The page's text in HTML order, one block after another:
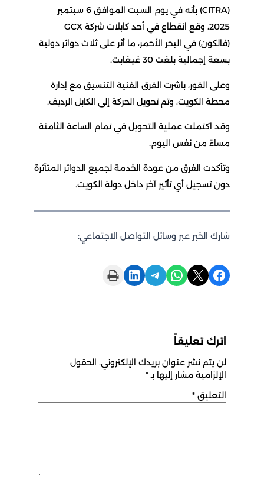
(CITRA) بأنه في يوم السبت الموافق 6 سبتمبر
2025، وقع انقطاع في أحد كابلات شركة GCX
(فالكون) في البحر الأحمر، ما أثر على ثلاث دوائر دولية
بسعة إجمالية بلغت 30 غيغابت.
وعلى الفور، باشرت الفرق الفنية التنسيق مع إدارة
محطة الكويت، وتم تحويل الحركة إلى الكابل الرديف.
وقد اكتملت عملية التحويل في تمام الساعة الثامنة
مساءً من نفس اليوم.
وتأكدت الفرق من عودة الخدمة لجميع الدوائر المتأثرة
دون تسجيل أي تأثير آخر داخل دولة الكويت.
شارك الخبر عبر وسائل التواصل الاجتماعي:
Share on Facebook
Share on X
Share on WhatsApp
Share on Telegram
Share on LinkedIn
Print this Page
اترك تعليقاً
لن يتم نشر عنوان بريدك الإلكتروني. الحقول
الإلزامية مشار إليها بـ*
التعليق *